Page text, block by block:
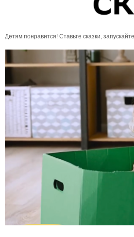
Детям понравится! Ставьте сказки,